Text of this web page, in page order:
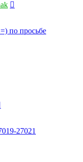
по просьбе
27021